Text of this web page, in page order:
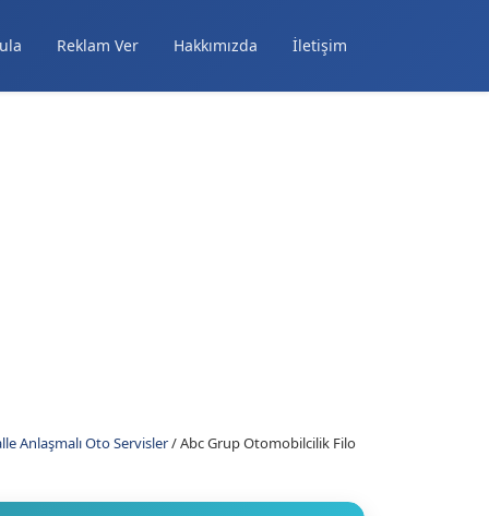
Reklam Ver Hakkımızda İletişim
Anlaşmalı Oto Servisler/Abc Grup Otomobilcilik Filo